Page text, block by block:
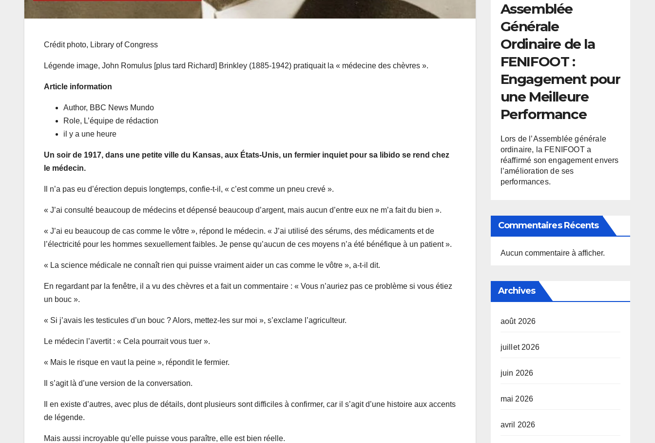
Crédit photo, Library of Congress
Légende image, John Romulus [plus tard Richard] Brinkley (1885-1942) pratiquait la « médecine des chèvres ».
Article information
Author, BBC News Mundo
Role, L’équipe de rédaction
il y a une heure
Un soir de 1917, dans une petite ville du Kansas, aux États-Unis, un fermier inquiet pour sa libido se rend chez
le médecin.
Il n’a pas eu d’érection depuis longtemps, confie-t-il, « c’est comme un pneu crevé ».
« J’ai consulté beaucoup de médecins et dépensé beaucoup d’argent, mais aucun d’entre eux ne m’a fait du bien ».
« J’ai eu beaucoup de cas comme le vôtre », répond le médecin. « J’ai utilisé des sérums, des médicaments et de
l’électricité pour les hommes sexuellement faibles. Je pense qu’aucun de ces moyens n’a été bénéfique à un patient ».
« La science médicale ne connaît rien qui puisse vraiment aider un cas comme le vôtre », a-t-il dit.
En regardant par la fenêtre, il a vu des chèvres et a fait un commentaire : « Vous n’auriez pas ce problème si vous étiez
un bouc ».
« Si j’avais les testicules d’un bouc ? Alors, mettez-les sur moi », s’exclame l’agriculteur.
Le médecin l’avertit : « Cela pourrait vous tuer ».
« Mais le risque en vaut la peine », répondit le fermier.
Il s’agit là d’une version de la conversation.
Il en existe d’autres, avec plus de détails, dont plusieurs sont difficiles à confirmer, car il s’agit d’une histoire aux accents
de légende.
Mais aussi incroyable qu’elle puisse vous paraître, elle est bien réelle.
Assemblée
Générale
Ordinaire de la
FENIFOOT :
Engagement pour
une Meilleure
Performance
Lors de l’Assemblée générale
ordinaire, la FENIFOOT a
réaffirmé son engagement envers
l’amélioration de ses
performances.
Commentaires Récents
Aucun commentaire à afficher.
Archives
août 2026
juillet 2026
juin 2026
mai 2026
avril 2026